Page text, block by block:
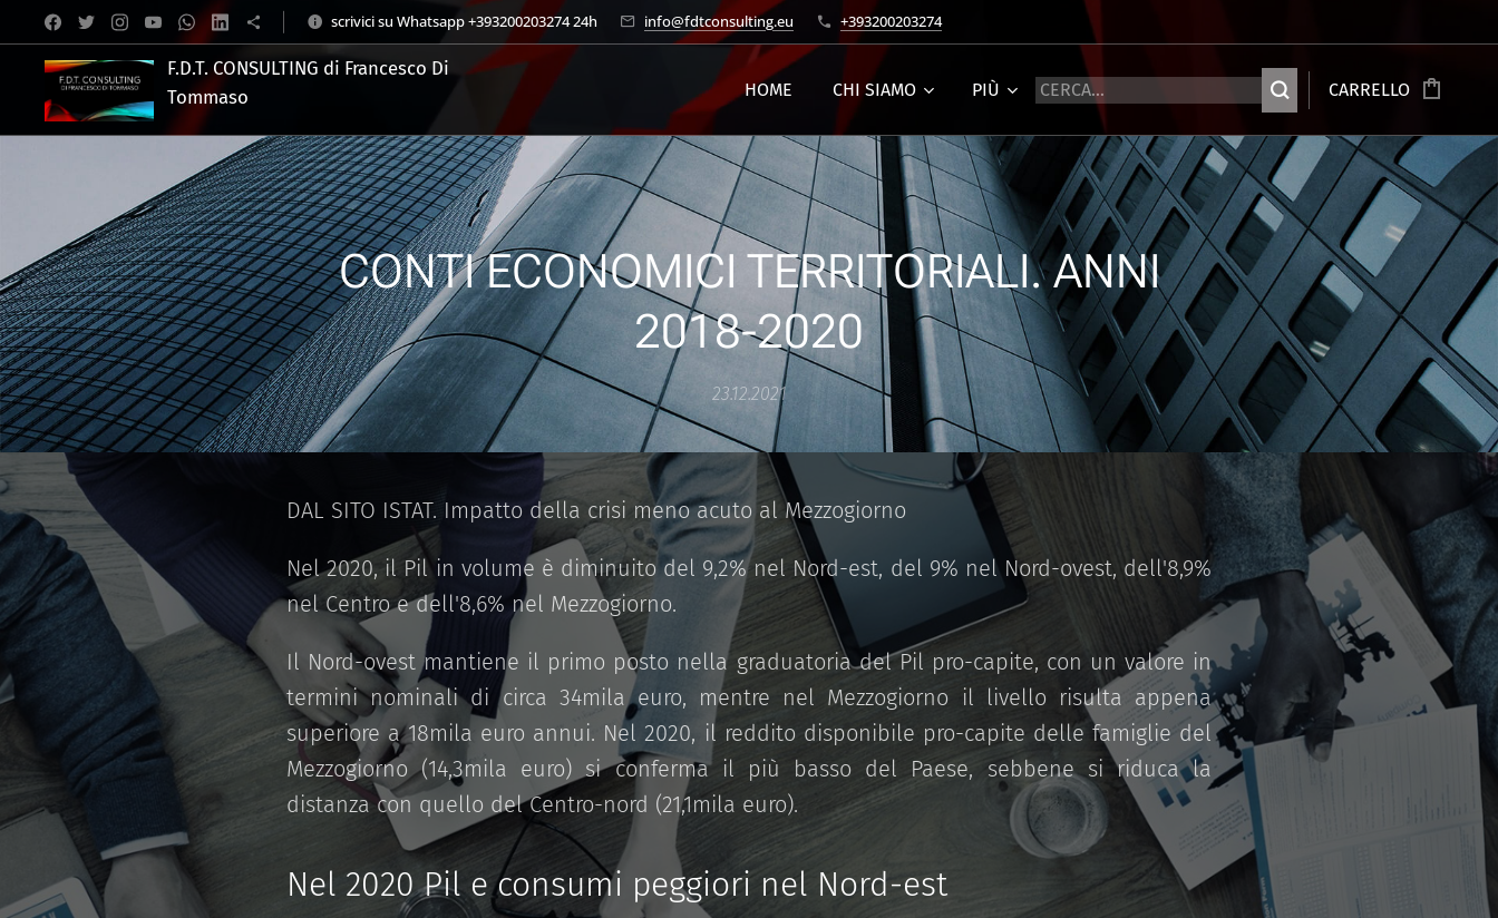
scrivici su Whatsapp +393200203274 24h info@fdtconsulting.eu +393200203274
F.D.T. CONSULTING di Francesco Di
Tommaso
.
HOME CHI SIAMO PIÙ CARRELLO
CONTI ECONOMICI TERRITORIALI. ANNI
2018-2020
23.12.2021
DAL SITO ISTAT. Impatto della crisi meno acuto al Mezzogiorno
Nel 2020, il Pil in volume è diminuito del 9,2% nel Nord-est, del 9% nel Nord-ovest, dell'8,9%
nel Centro e dell'8,6% nel Mezzogiorno.
Il Nord-ovest mantiene il primo posto nella graduatoria del Pil pro-capite, con un valore in
termini nominali di circa 34mila euro, mentre nel Mezzogiorno il livello risulta appena
superiore a 18mila euro annui. Nel 2020, il reddito disponibile pro-capite delle famiglie del
Mezzogiorno (14,3mila euro) si conferma il più basso del Paese, sebbene si riduca la
distanza con quello del Centro-nord (21,1mila euro).
Nel 2020 Pil e consumi peggiori nel Nord-est